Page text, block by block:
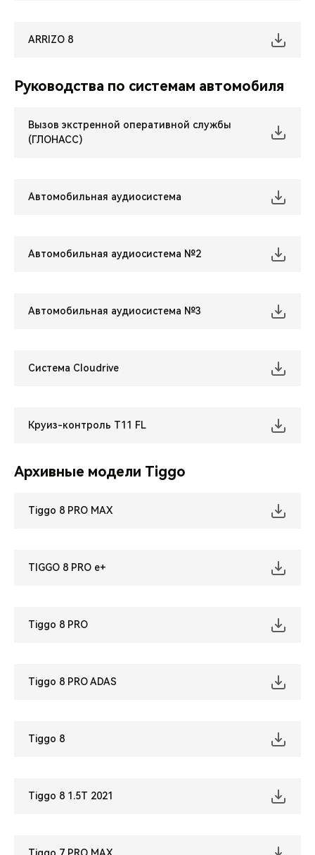
ARRIZO 8
Руководства по системам автомобиля
Вызов экстренной оперативной службы
(ГЛОНАСС)
Автомобильная аудиосистема
Автомобильная аудиосистема №2
Автомобильная аудиосистема №3
Система Cloudrive
Круиз-контроль Т11 FL
Архивные модели Tiggo
Tiggo 8 PRO MAX
TIGGO 8 PRO e+
Tiggo 8 PRO
Tiggo 8 PRO ADAS
Tiggo 8
Tiggo 8 1.5T 2021